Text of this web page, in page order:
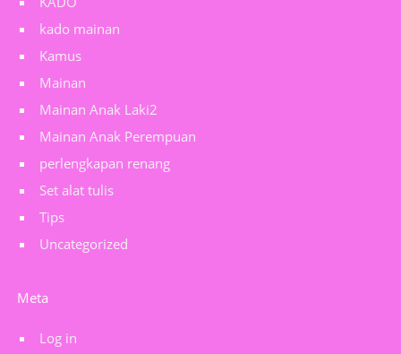
kado mainan
Kamus
Mainan
Mainan Anak Laki2
Mainan Anak Perempuan
perlengkapan renang
Set alat tulis
Tips
Uncategorized
Meta
Log in